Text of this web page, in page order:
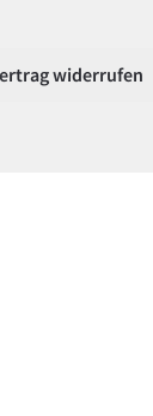
widerrufen